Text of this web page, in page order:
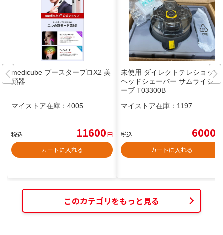
medicube ブースタープロX2 美
顔器
マイストア在庫： 4005
税込 11600円
カートに入れる
未使用 ダイレクトテレショップ
ヘッドシェーバー サムライシェ
ーブ T03300B
マイストア在庫： 1197
税込 6000
カートに入れる
このカテゴリをもっと見る